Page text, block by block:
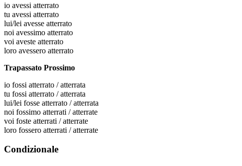
io avessi atterrato
tu avessi atterrato
lui/lei avesse atterrato
noi avessimo atterrato
voi aveste atterrato
loro avessero atterrato
Trapassato Prossimo
io fossi atterrato / atterrata
tu fossi atterrato / atterrata
lui/lei fosse atterrato / atterrata
noi fossimo atterrati / atterrate
voi foste atterrati / atterrate
loro fossero atterrati / atterrate
Condizionale